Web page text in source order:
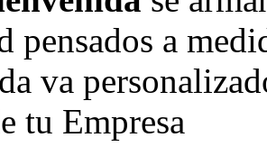
pensados a
va
tu Empresa